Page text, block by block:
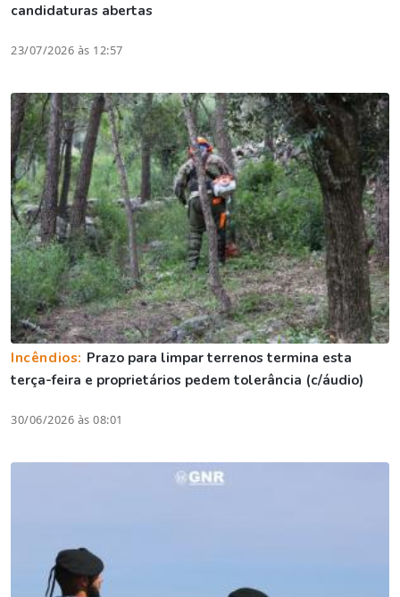
candidaturas abertas
23/07/2026 às 12:57
Incêndios: Prazo para limpar terrenos termina esta
terça-feira e proprietários pedem tolerância (c/áudio)
30/06/2026 às 08:01